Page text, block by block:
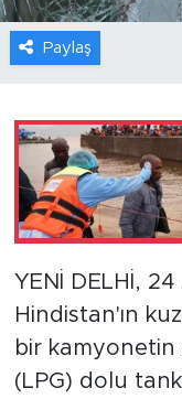
Paylaş
YENİ DELHİ,
Hindistan'ın
bir kamyonetin
(LPG) dolu
Sağlık
Xinhua
Xinhua
Seyahat